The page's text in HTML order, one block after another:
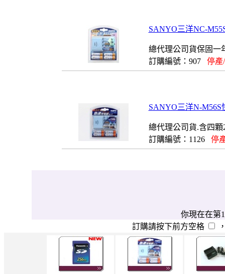
SANYO三洋NC-
總代理公司貨保固一
訂購編號：907 停產
SANYO三洋N-M56S
總代理公司貨.含四顆
訂購編號：1126 停
你現在在第
訂購請按下前方空格